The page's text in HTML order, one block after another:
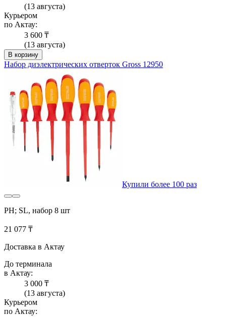
(13 августа)
Курьером
по Актау:
3 600 ₸
(13 августа)
В корзину
Набор диэлектрических отверток Gross 12950
Купили более 100 раз
PH; SL, набор 8 шт
21 077 ₸
Доставка в Актау
До терминала
в Актау:
3 000 ₸
(13 августа)
Курьером
по Актау: